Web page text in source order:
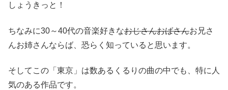
しょうきっと！
ちなみに30～40代の音楽好きなおじさんおばさんお兄さ
んお姉さんならば、恐らく知っていると思います。
そしてこの「東京」は数あるくるりの曲の中でも、特に人
気のある作品です。